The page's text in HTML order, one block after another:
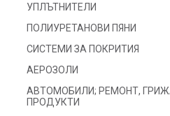
УПЛЪТНИТЕЛИ
ПОЛИУРЕТАНОВИ ПЯНИ
СИСТЕМИ ЗА ПОКРИТИЯ
АЕРОЗОЛИ
АВТОМОБИЛИ; РЕМОНТ,
ПРОДУКТИ